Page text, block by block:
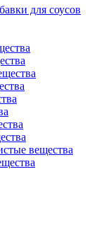
для соусов
вещества